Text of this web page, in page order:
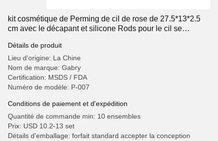
kit cosmétique de Perming de cil de rose de 27.5*13*2.5
cm avec le décapant et silicone Rods pour le cil se
Détails de produit
Lieu d'origine: La Chine
Nom de marque: Gabry
Certification: MSDS / FDA
Numéro de modèle: P-007
Conditions de paiement et d'expédition
Quantité de commande min: 10 ensembles
Prix: USD 10.2-13 set
Détails d'emballage: forfait standard accepter la conception